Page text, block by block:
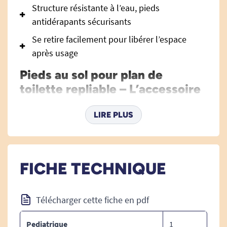
Structure résistante à l’eau, pieds
antidérapants sécurisants
Se retire facilement pour libérer l’espace
après usage
Pieds au sol pour plan de
toilette repliable – L’accessoire
essentiel pour la sécurité et la
stabilité lors de la toilette
Lespieds au sol pour plan de toilette repliable
sécurisé lors des séances de toilette dans une
cabine de douche à fond plat. Ils offrent un
réduite, seniors ou toute personne ayant besoin
LIRE PLUS
FICHE TECHNIQUE
Télécharger cette fiche en pdf
Pediatrique 1